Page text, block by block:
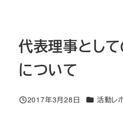
代表理事とし
について
投稿日
2017年3月28日 カテゴリー
活動レ